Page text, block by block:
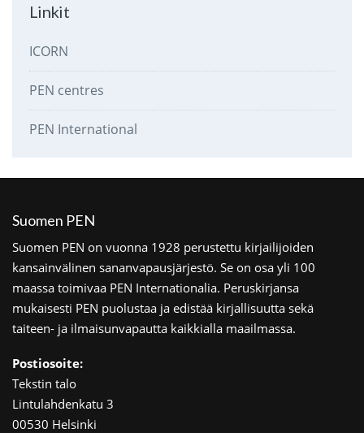
Linkit
ICORN
PEN centres
PEN International
Suomen PEN
Suomen PEN on vuonna 1928 perustettu kirjailijoiden
kansainvälinen sananvapausjärjestö. Se on osa yli 100
maassa toimivaa PEN Internationalia. Peruskirjansa
mukaisesti PEN puolustaa ja edistää kirjallisuutta sekä
taiteen- ja ilmaisunvapautta kaikkialla maailmassa.
Postiosoite:
Tekstin talo
Lintulahdenkatu 3
00530 Helsinki